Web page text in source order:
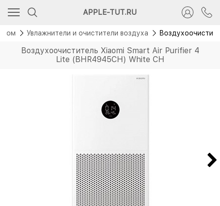
APPLE-TUT.RU
дом Увлажнители и очистители воздуха
Воздухоочиститель Xiaomi Smart Air Purifier 4
Lite (BHR4945CH) White CH